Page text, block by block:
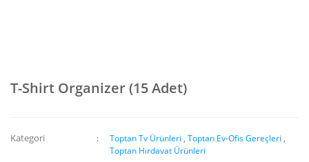
T-Shirt Organizer (15 Adet)
Kategori Toptan Tv Ürünleri ,Toptan Ev-Ofis Gereçleri ,
Toptan Hırdavat Ürünleri